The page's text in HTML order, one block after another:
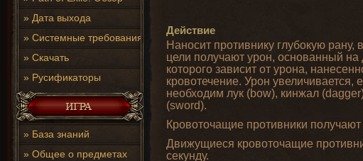
» Дата выхода
» Системные требования
» Скачать
» Русификаторы
» База знаний
» Общее о предметах
Действие
Наносит противнику глубокую
цели получают урон, основанный на
которого зависит от урона,
кровотечение. Урон увеличивается,
необходим лук (bow), кинжал
(sword).
Кровоточащие противники
Движущиеся кровоточащие
секунду.